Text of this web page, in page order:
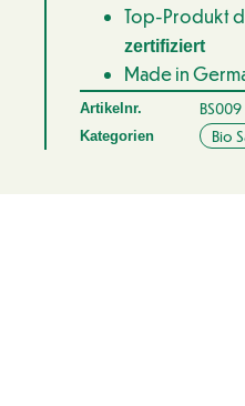
Top-Produkt
zertifiziert
Made in
Artikelnr. BS009
Kategorien Bio